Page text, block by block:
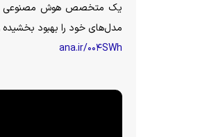
یک متخصص هوش مصنوعی
مدل‌های خود را بهبود بخشیده
ana.ir/۰۰۴SWh